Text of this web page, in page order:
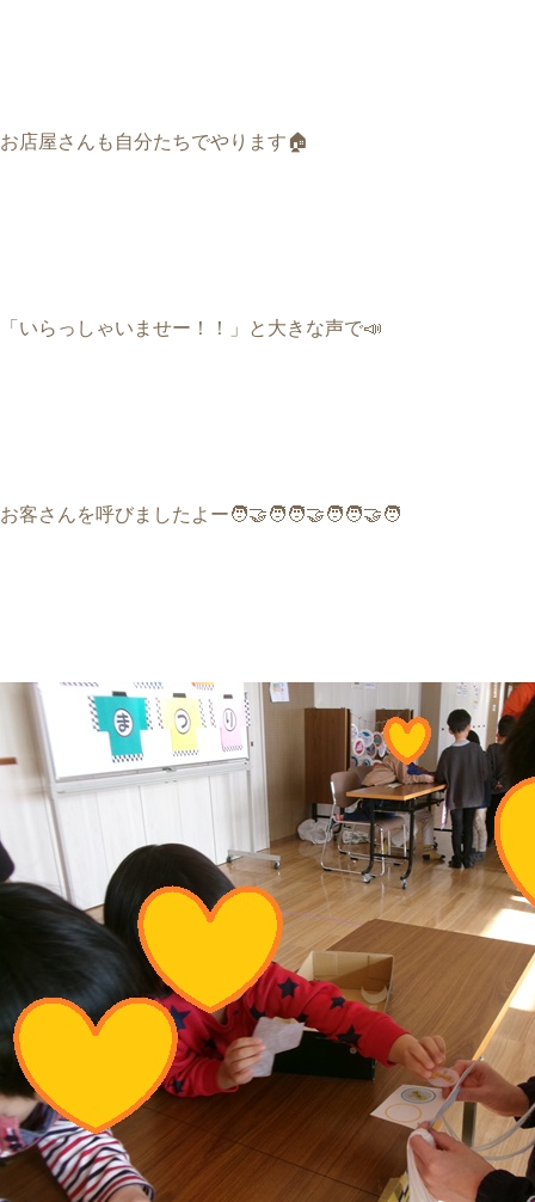
お店屋さんも自分たちでやります 🏠
「いらっしゃいませー！！」と大きな声で📣
お客さんを呼びましたよー🧑‍🤝‍🧑🧑‍🤝‍🧑🧑‍🤝‍🧑